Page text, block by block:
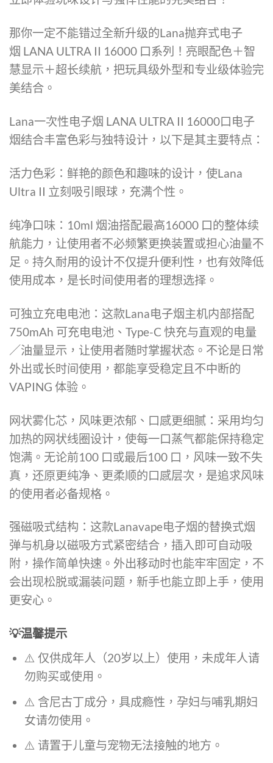
那你一定不能错过全新升级的Lana抛弃式电子
烟 LANA ULTRA II 16000 口系列！亮眼配色＋智
慧显示＋超长续航，把玩具级外型和专业级体验完
美结合。
Lana一次性电子烟 LANA ULTRA II 16000口电子
烟结合丰富色彩与独特设计，以下是其主要特点：
活力色彩：鲜艳的颜色和趣味的设计，使Lana
Ultra II 立刻吸引眼球，充满个性。
纯净口味：10ml 烟油搭配最高16000 口的整体续
航能力，让使用者不必频繁更换装置或担心油量不
足。持久耐用的设计不仅提升便利性，也有效降低
使用成本，是长时间使用者的理想选择。
可独立充电电池：这款Lana电子烟主机内部搭配
750mAh 可充电电池、Type-C 快充与直观的电量
／油量显示，让使用者随时掌握状态。不论是日常
外出或长时间使用，都能享受稳定且不中断的
VAPING 体验。
网状雾化芯，风味更浓郁、口感更细腻：采用均匀
加热的网状线圈设计，使每一口蒸气都能保持稳定
饱满。无论前100 口或最后100 口，风味一致不失
真，还原更纯净、更柔顺的口感层次，是追求风味
的使用者必备规格。
强磁吸式结构：这款Lanavape电子烟的替换式烟
弹与机身以磁吸方式紧密结合，插入即可自动吸
附，操作简单快速。外出移动时也能牢牢固定，不
会出现松脱或漏装问题，新手也能立即上手，使用
更安心。
💡温馨提示
⚠️ 仅供成年人（20岁以上）使用，未成年人请
勿购买或使用。
⚠️ 含尼古丁成分，具成瘾性，孕妇与哺乳期妇
女请勿使用。
⚠️ 请置于儿童与宠物无法接触的地方。